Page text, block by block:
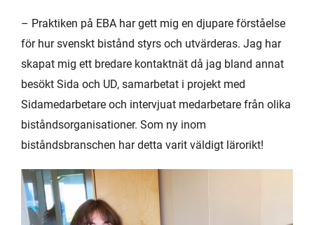
– Praktiken på EBA har gett mig en djupare förståelse
för hur svenskt bistånd styrs och utvärderas. Jag har
skapat mig ett bredare kontaktnät då jag bland annat
besökt Sida och UD, samarbetat i projekt med
Sidamedarbetare och intervjuat medarbetare från olika
biståndsorganisationer. Som ny inom
biståndsbranschen har detta varit väldigt lärorikt!